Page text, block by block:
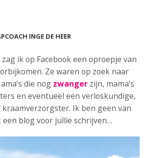
INGE DE HEER
ik op Facebook een oproepje van
Ze waren op zoek naar
die nog zwanger zijn, mama’s
en eventueel een verloskundige,
Ik ben geen van
een blog voor jullie schrijven…